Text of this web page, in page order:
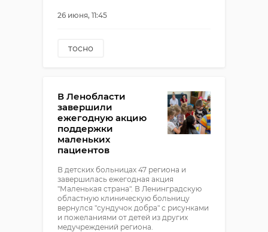
26 июня, 11:45
тосно
!видео
В Ленобласти
завершили
ежегодную акцию
поддержки
маленьких
пациентов
В детских больницах 47 региона и
завершилась ежегодная акция
"Маленькая страна". В Ленинградскую
областную клиническую больницу
вернулся "сундучок добра" с рисунками
и пожеланиями от детей из других
медучреждений региона.